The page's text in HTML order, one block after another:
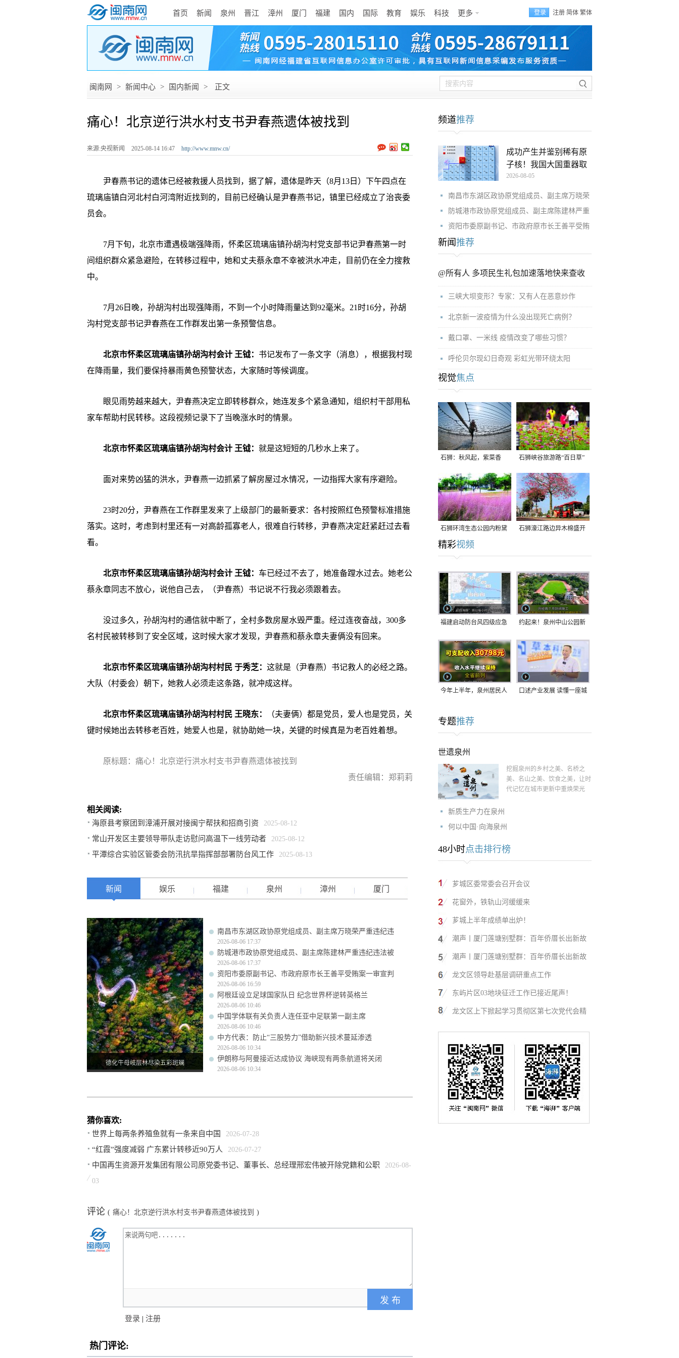
首页 新闻 泉州 晋江 漳州 厦门 福建 国内 国际 教育 娱乐 科技 更多 登录 注册 简体 繁体
闽南网 > 新闻中心 > 国内新闻 > 正文
痛心！北京逆行洪水村支书尹春燕遗体被找到
来源:央视新闻 2025-08-14 16:47 http://www.mnw.cn/
尹春燕书记的遗体已经被救援人员找到，据了解，遗体是昨天（8月13日）下午四点在
琉璃庙镇白河北村白河湾附近找到的，目前已经确认是尹春燕书记，镇里已经成立了治丧委
员会。
7月下旬，北京市遭遇极端强降雨，怀柔区琉璃庙镇孙胡沟村党支部书记尹春燕第一时
间组织群众紧急避险，在转移过程中，她和丈夫蔡永章不幸被洪水冲走，目前仍在全力搜救
中。
7月26日晚，孙胡沟村出现强降雨，不到一个小时降雨量达到92毫米。21时16分，孙胡
沟村党支部书记尹春燕在工作群发出第一条预警信息。
北京市怀柔区琉璃庙镇孙胡沟村会计 王钺： 书记发布了一条文字（消息），根据我村现
在降雨量，我们要保持暴雨黄色预警状态，大家随时等候调度。
眼见雨势越来越大，尹春燕决定立即转移群众，她连发多个紧急通知，组织村干部用私
家车帮助村民转移。这段视频记录下了当晚涨水时的情景。
北京市怀柔区琉璃庙镇孙胡沟村会计 王钺： 就是这短短的几秒水上来了。
面对来势凶猛的洪水，尹春燕一边抓紧了解房屋过水情况，一边指挥大家有序避险。
23时20分，尹春燕在工作群里发来了上级部门的最新要求：各村按照红色预警标准措施
落实。这时，考虑到村里还有一对高龄孤寡老人，很难自行转移，尹春燕决定赶紧赶过去看
看。
北京市怀柔区琉璃庙镇孙胡沟村会计 王钺： 车已经过不去了，她准备蹚水过去。她老公
蔡永章同志不放心，说他自己去，（尹春燕）书记说不行我必须跟着去。
没过多久，孙胡沟村的通信就中断了，全村多数房屋水毁严重。经过连夜奋战，300多
名村民被转移到了安全区域，这时候大家才发现，尹春燕和蔡永章夫妻俩没有回来。
北京市怀柔区琉璃庙镇孙胡沟村村民 于秀芝： 这就是（尹春燕）书记救人的必经之路。
大队（村委会）朝下，她救人必须走这条路，就冲成这样。
北京市怀柔区琉璃庙镇孙胡沟村村民 王晓东：
（夫妻俩）都是党员，爱人也是党员，关
键时候她出去转移老百姓，她爱人也是，就协助她一块，关键的时候真是为老百姓着想。
原标题：痛心！北京逆行洪水村支书尹春燕遗体被找到
责任编辑：郑莉莉
相关阅读:
海原县考察团到漳浦开展对接闽宁帮扶和招商引资 2025-08-12
常山开发区主要领导带队走访慰问高温下一线劳动者 2025-08-12
平潭综合实验区管委会防汛抗旱指挥部部署防台风工作 2025-08-13
新闻 娱乐 福建 泉州 漳州 厦门
德化牛母岐层林尽染五彩斑斓
南昌市东湖区政协原党组成员、副主席万晓荣严重违纪违
2026-08-06 17:37
防城港市政协原党组成员、副主席陈建林严重违纪违法被
2026-08-06 17:37
资阳市委原副书记、市政府原市长王善平受贿案一审宣判
2026-08-06 16:59
阿根廷设立足球国家队日 纪念世界杯逆转英格兰
2026-08-06 10:46
中国学体联有关负责人连任亚中足联第一副主席
2026-08-06 10:46
中方代表：防止“三股势力”借助新兴技术蔓延渗透
2026-08-06 10:34
伊朗称与阿曼接近达成协议 海峡现有两条航道将关闭
2026-08-06 10:34
猜你喜欢:
世界上每两条养殖鱼就有一条来自中国 2026-07-28
“红霞”强度减弱 广东累计转移近90万人 2026-07-27
中国再生资源开发集团有限公司原党委书记、董事长、总经理邢宏伟被开除党籍和公职 2026-08-
03
评论 ( 痛心！北京逆行洪水村支书尹春燕遗体被找到 )
登录 | 注册
热门评论:
频道推荐
成功产生并鉴别稀有原
子核！我国大国重器取
2026-08-05
南昌市东湖区政协原党组成员、副主席万晓荣
防城港市政协原党组成员、副主席陈建林严重
资阳市委原副书记、市政府原市长王善平受贿
新闻 推荐
@所有人 多项民生礼包加速落地快来查收
三峡大坝变形？专家：又有人在恶意炒作
北京新一波疫情为什么没出现死亡病例？
戴口罩、一米线 疫情改变了哪些习惯？
呼伦贝尔现幻日奇观 彩虹光带环绕太阳
视觉焦点
石狮：秋风起，紫菜香 石狮峡谷旅游路“百日草”
争相斗艳
石狮环湾生态公园内粉黛
乱子草盛放
石狮濠江路边异木棉盛开
精彩视频
福建启动防台风四级应急
9日在长江口至福建北部
一带沿海登陆
约起来！泉州中山公园新
今年上半年，泉州居民人 口述产业发展 读懂一座城
专题推荐
世遗泉州
挖掘泉州的乡村之美、名桥之
美、名山之美、饮食之美，让时
代记忆在城市更新中重焕荣光
新质生产力在泉州
何以中国·向海泉州
48小时点击排行榜
芗城区委常委会召开会议
花窗外，铁轨山河缓缓来
芗城上半年成绩单出炉！
潮声丨厦门莲塘别墅群：百年侨厝长出新故
潮声丨厦门莲塘别墅群：百年侨厝长出新故
龙文区领导赴基层调研重点工作
东屿片区03地块征迁工作已接近尾声！
龙文区上下掀起学习贯彻区第七次党代会精